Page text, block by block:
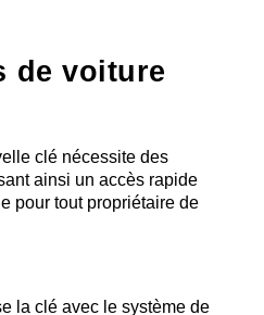
de voiture
clé nécessite des
ainsi un accès rapide
pour tout propriétaire de
la clé avec le système de